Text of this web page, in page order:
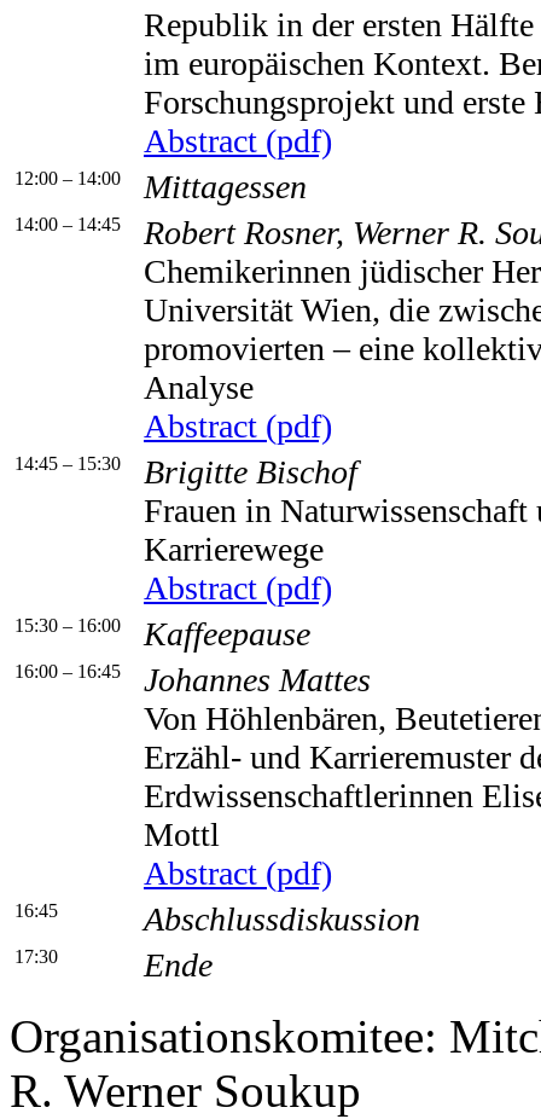
Republik in der ersten Hälfte
im europäischen Kontext.
Forschungsprojekt und erste
Abstract (pdf)
12:00 – 14:00 Mittagessen
14:00 – 14:45
Robert Rosner, Werner R.
Chemikerinnen jüdischer
Universität Wien, die
promovierten – eine
Analyse
Abstract (pdf)
14:45 – 15:30
Brigitte Bischof
Frauen in
Karrierewege
Abstract (pdf)
15:30 – 16:00 Kaffeepause
16:00 – 16:45
Johannes Mattes
Von Höhlenbären,
Erzähl- und Karrieremuster
Erdwissenschaftlerinnen
Mottl
Abstract (pdf)
16:45 Abschlussdiskussion
17:30 Ende
Organisationskomitee:
R. Werner Soukup